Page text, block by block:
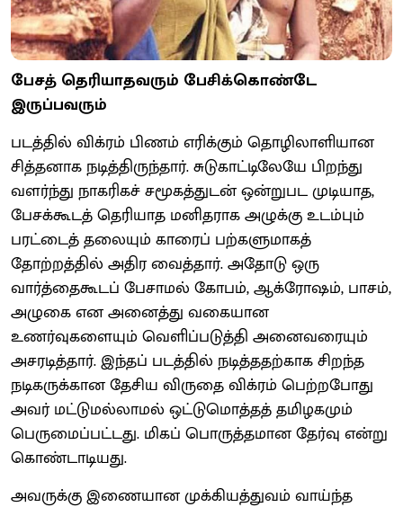
பேசத் தெரியாதவரும் பேசிக்கொண்டே
இருப்பவரும்
படத்தில் விக்ரம் பிணம் எரிக்கும் தொழிலாளியான
சித்தனாக நடித்திருந்தார். சுடுகாட்டிலேயே பிறந்து
வளர்ந்து நாகரிகச் சமூகத்துடன் ஒன்றுபட முடியாத,
பேசக்கூடத் தெரியாத மனிதராக அழுக்கு உடம்பும்
பரட்டைத் தலையும் காரைப் பற்களுமாகத்
தோற்றத்தில் அதிர வைத்தார். அதோடு ஒரு
வார்த்தைகூடப் பேசாமல் கோபம், ஆக்ரோஷம், பாசம்,
அழுகை என அனைத்து வகையான
உணர்வுகளையும் வெளிப்படுத்தி அனைவரையும்
அசரடித்தார். இந்தப் படத்தில் நடித்ததற்காக சிறந்த
நடிகருக்கான தேசிய விருதை விக்ரம் பெற்றபோது
அவர் மட்டுமல்லாமல் ஒட்டுமொத்தத் தமிழகமும்
பெருமைப்பட்டது. மிகப் பொருத்தமான தேர்வு என்று
கொண்டாடியது.
அவருக்கு இணையான முக்கியத்துவம் வாய்ந்த